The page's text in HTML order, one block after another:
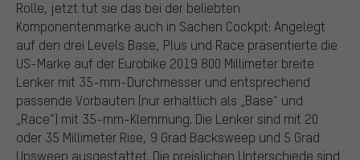
Rolle, jetzt tut sie das bei der beliebten
Komponentenmarke auch in Sachen Cockpit: Angelegt
auf den drei Levels Base, Plus und Race präsentierte die
US-Marke auf der Eurobike 2019 800 Millimeter breite
Lenker mit 35-mm-Durchmesser und entsprechend
passende Vorbauten (nur erhältlich als „Base“ und
„Race“) mit 35-mm-Klemmung. Die Lenker sind mit 20
oder 35 Millimeter Rise, 9 Grad Backsweep und 5 Grad
Upsweep ausgestattet. Die preislichen Unterschiede sind